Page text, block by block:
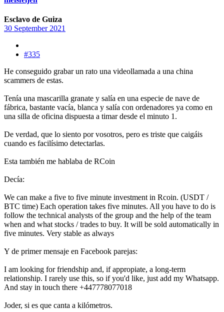
Esclavo de Guiza
30 September 2021
#335
He conseguido grabar un rato una videollamada a una china
scammers de estas.
Tenía una mascarilla granate y salía en una especie de nave de
fábrica, bastante vacía, blanca y salía con ordenadores ya como en
una silla de oficina dispuesta a timar desde el minuto 1.
De verdad, que lo siento por vosotros, pero es triste que caigáis
cuando es facilísimo detectarlas.
Esta también me hablaba de RCoin
Decía:
We can make a five to five minute investment in Rcoin. (USDT /
BTC time) Each operation takes five minutes. All you have to do is
follow the technical analysts of the group and the help of the team
when and what stocks / trades to buy. It will be sold automatically in
five minutes. Very stable as always
Y de primer mensaje en Facebook parejas:
I am looking for friendship and, if appropiate, a long-term
relationship. I rarely use this, so if you'd like, just add my Whatsapp.
And stay in touch there +447778077018
Joder, si es que canta a kilómetros.